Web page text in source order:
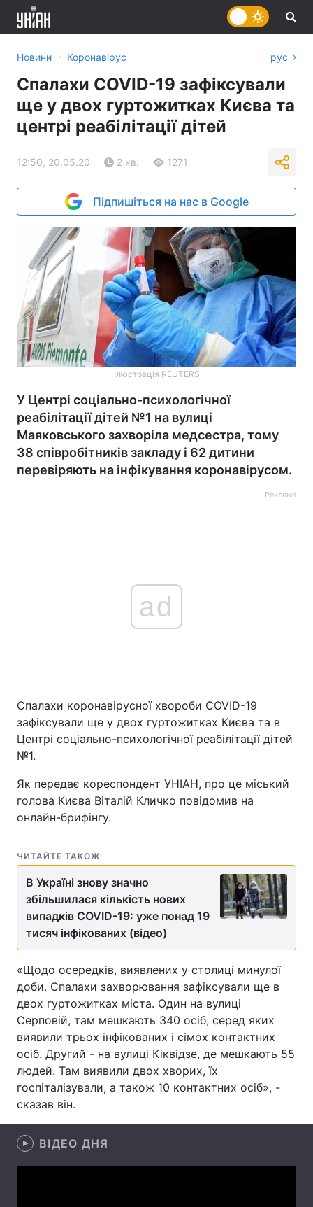
Україна Політика
Економіка
Спорт Наука
Цікавинки Погода
Екологія
Лонгріди
Відео з Youtube Статті
Інтерв'ю Думки
Архів Вакансії
Контакти
Новини › Коронавірус рус
Спалахи COVID-19 зафіксували
ще у двох гуртожитках Києва та
центрі реабілітації дітей
12:50, 20.05.20 2 хв. 1271
Підпишіться на нас в Google
Ілюстрація REUTERS
У Центрі соціально-психологічної
реабілітації дітей №1 на вулиці
Маяковського захворіла медсестра, тому
38 співробітників закладу і 62 дитини
перевіряють на інфікування коронавірусом.
Реклама
ad
Спалахи коронавірусної хвороби COVID-19
зафіксували ще у двох гуртожитках Києва та в
Центрі соціально-психологічної реабілітації дітей
№1.
Як передає кореспондент УНІАН, про це міський
голова Києва Віталій Кличко повідомив на
онлайн-брифінгу.
ЧИТАЙТЕ ТАКОЖ
В Україні знову значно
збільшилася кількість нових
випадків COVID-19: уже понад 19
тисяч інфікованих (відео)
«Щодо осередків, виявлених у столиці минулої
доби. Спалахи захворювання зафіксували ще в
двох гуртожитках міста. Один на вулиці
Серповій, там мешкають 340 осіб, серед яких
виявили трьох інфікованих і сімох контактних
осіб. Другий - на вулиці Кіквідзе, де мешкають 55
людей. Там виявили двох хворих, їх
госпіталізували, а також 10 контактних осіб», -
сказав він.
ВІДЕО ДНЯ